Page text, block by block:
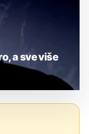
a sve više